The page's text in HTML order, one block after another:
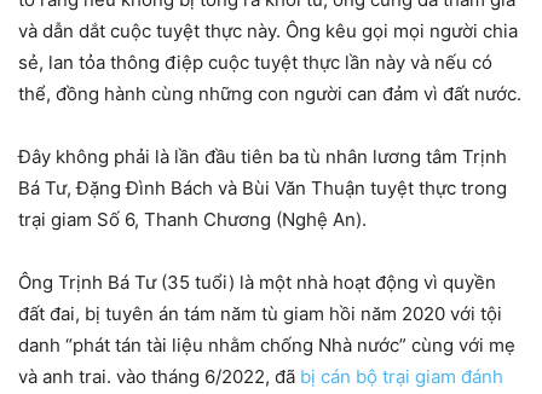
và dẫn dắt cuộc tuyệt thực này. Ông kêu gọi mọi người chia
sẻ, lan tỏa thông điệp cuộc tuyệt thực lần này và nếu có
thể, đồng hành cùng những con người can đảm vì đất nước.
Đây không phải là lần đầu tiên ba tù nhân lương tâm Trịnh
Bá Tư, Đặng Đình Bách và Bùi Văn Thuận tuyệt thực trong
trại giam Số 6, Thanh Chương (Nghệ An).
Ông Trịnh Bá Tư (35 tuổi) là một nhà hoạt động vì quyền
đất đai, bị tuyên án tám năm tù giam hồi năm 2020 với tội
danh “phát tán tài liệu nhằm chống Nhà nước” cùng với mẹ
và anh trai. vào tháng 6/2022, đã bị cán bộ trại giam đánh